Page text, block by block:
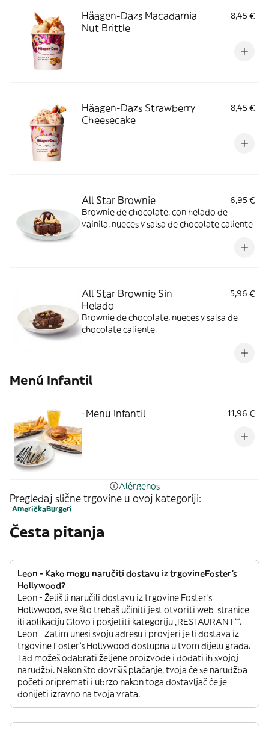
Häagen-Dazs Macadamia
Nut Brittle
8,45 €
Häagen-Dazs Strawberry
Cheesecake
8,45 €
All Star Brownie
6,95 €
Brownie de chocolate, con helado de
vainila, nueces y salsa de chocolate caliente
All Star Brownie Sin
Helado
5,96 €
Brownie de chocolate, nueces y salsa de
chocolate caliente.
Menú Infantil
-Menu Infantil 11,96 €
Alérgenos
Pregledaj slične trgovine u ovoj kategoriji:
AmeričkaBurgeri
Česta pitanja
Leon - Kako mogu naručiti dostavu iz trgovineFoster's
Hollywood?
Leon - Želiš li naručili dostavu iz trgovine Foster's
Hollywood, sve što trebaš učiniti jest otvoriti web-stranice
ili aplikaciju Glovo i posjetiti kategoriju „RESTAURANT”“.
Leon - Zatim unesi svoju adresu i provjeri je li dostava iz
trgovine Foster's Hollywood dostupna u tvom dijelu grada.
Tad možeš odabrati željene proizvode i dodati ih svojoj
narudžbi. Nakon što dovršiš plaćanje, tvoja će se narudžba
početi pripremati i ubrzo nakon toga dostavljač će je
donijeti izravno na tvoja vrata.